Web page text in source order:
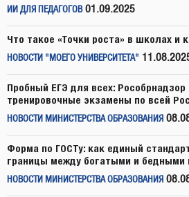
ИИ ДЛЯ ПЕДАГОГОВ 01.09.2025
Что такое «Точки роста» в школах и
НОВОСТИ "МОЕГО УНИВЕРСИТЕТА"
Пробный ЕГЭ для всех:
тренировочные экзамены по всей
НОВОСТИ МИНИСТЕРСТВА ОБРАЗОВАНИЯ
Форма по ГОСТу: как единый
границы между богатыми и бедными
НОВОСТИ МИНИСТЕРСТВА ОБРАЗОВАНИЯ